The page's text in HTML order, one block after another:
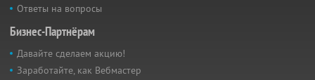
Ответы на вопросы
Бизнес-Партнёрам
Давайте сделаем акцию!
Заработайте, как Вебмастер